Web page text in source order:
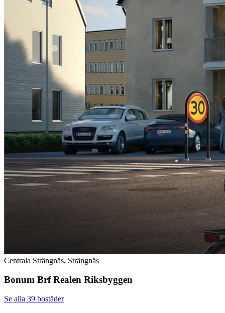
Centrala Strängnäs, Strängnäs
Bonum Brf Realen Riksbyggen
Se alla 39 bostäder